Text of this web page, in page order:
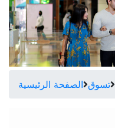
الصفحة الرئيسية تسوق